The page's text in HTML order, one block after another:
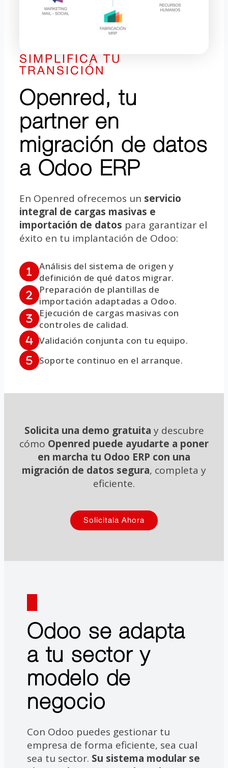
SIMPLIFICA TU
TRANSICIÓN
Openred, tu
partner en
migración de datos
a Odoo ERP
En Openred ofrecemos un servicio
integral de cargas masivas e
importación de datos para garantizar el
éxito en tu implantación de Odoo:
Análisis del sistema de origen y
definición de qué datos migrar.
Preparación de plantillas de
importación adaptadas a Odoo.
Ejecución de cargas masivas con
controles de calidad.
Validación conjunta con tu equipo.
Soporte continuo en el arranque.
Solicita una demo gratuita y descubre
cómo Openred puede ayudarte a poner
en marcha tu Odoo ERP con una
migración de datos segura, completa y
eficiente.
Solicitala Ahora
Odoo se adapta
a tu sector y
modelo de
negocio
Con Odoo puedes gestionar tu
empresa de forma eficiente, sea cual
sea tu sector. Su sistema modular se